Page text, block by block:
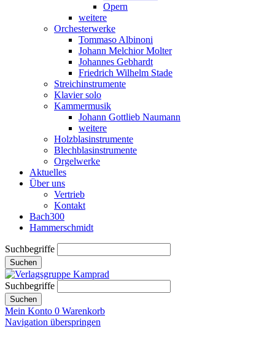
Opern
weitere
Orchesterwerke
Tommaso Albinoni
Johann Melchior Molter
Johannes Gebhardt
Friedrich Wilhelm Stade
Streichinstrumente
Klavier solo
Kammermusik
Johann Gottlieb Naumann
weitere
Holzblasinstrumente
Blechblasinstrumente
Orgelwerke
Aktuelles
Über uns
Vertrieb
Kontakt
Bach300
Hammerschmidt
Suchbegriffe
Suchen
Suchbegriffe
Suchen
Mein Konto 0 Warenkorb
Navigation überspringen